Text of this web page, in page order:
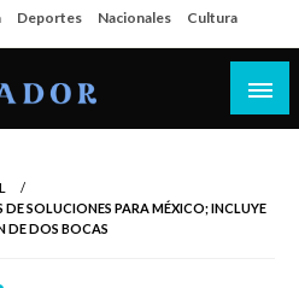
Deportes Nacionales Cultura
DE SOLUCIONES PARA MÉXICO; INCLUYE
DE DOS BOCAS